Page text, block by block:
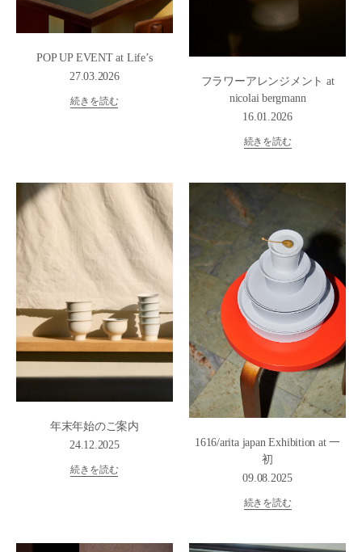
POP UP EVENT at Life’s
27.03.2026
続きを読む
フラワーアレンジメント at
nicolai bergmann
16.01.2026
続きを読む
年末年始のご案内
24.12.2025
続きを読む
1616/arita japan Exhibition at 一
初
09.08.2025
続きを読む